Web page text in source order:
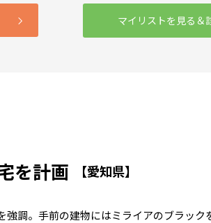
マイリストを見る＆
を計画 【愛知県】
調。手前の建物にはミライアのブラック